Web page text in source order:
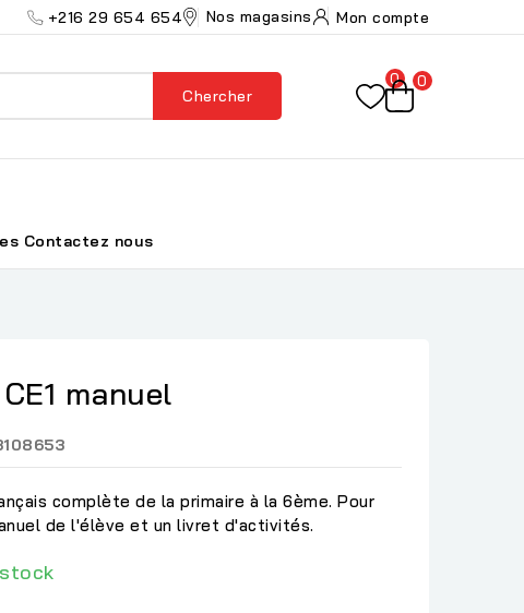
+216 29 654 654 Nos magasins Mon compte
Chercher
0 0
Contactez nous
manuel
complète de la primaire à la 6ème. Pour
de l'élève et un livret d'activités.